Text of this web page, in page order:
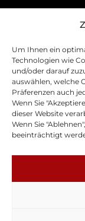
Um Ihnen ein
Technologien wie
und/oder darauf
auswählen, welche
Präferenzen auch
Wenn Sie
dieser Website
Wenn Sie
beeinträchtigt
Cookie-
Kontakt
Presse